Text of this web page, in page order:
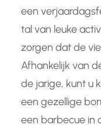
een
tal van leuke
zorgen dat de
Afhankelijk van
de jarige, kunt u
een gezellige
een barbecue in